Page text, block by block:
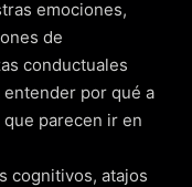
emociones,
de
conductuales
por qué a
parecen ir en
cognitivos, atajos